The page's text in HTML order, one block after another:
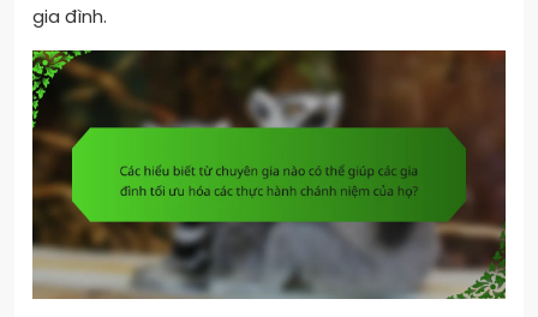
gia đình.